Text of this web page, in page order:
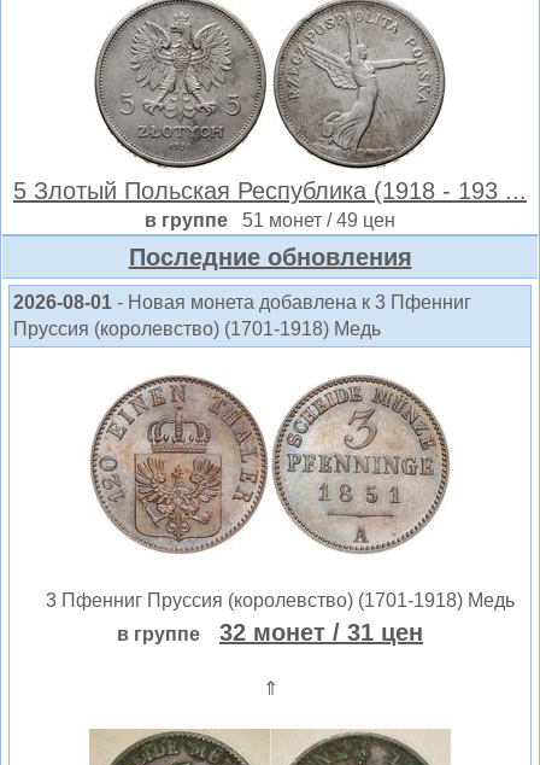
5 Злотый Польская Республика (1918 - 193 ...
в группе 51 монет / 49 цен
Последние обновления
2026-08-01 - Новая монета добавлена к 3 Пфенниг
Пруссия (королевство) (1701-1918) Медь
3 Пфенниг Пруссия (королевство) (1701-1918) Медь
в группе
32 монет / 31 цен
⇑